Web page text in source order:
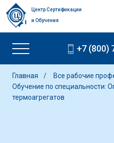
Центр Сертификации
и Обучения
+7 (800)
Главная
Все рабочие
Обучение по специальности:
термоагрегатов